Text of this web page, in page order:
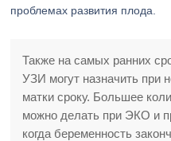
проблемах развития плода.
Также на самых ранних
УЗИ могут назначить при
матки сроку. Большее
можно делать при ЭКО и
когда беременность